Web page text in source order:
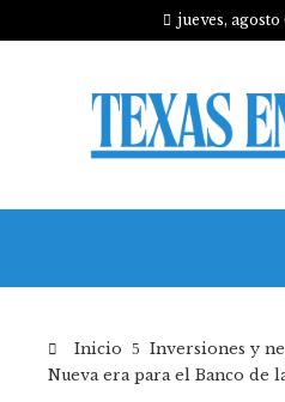
jueves, agosto
Inicio
Inversiones y
Nueva era para el Banco de